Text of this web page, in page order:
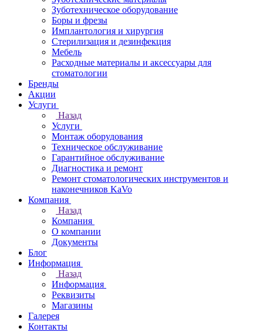
Зуботехническое оборудование
Боры и фрезы
Имплантология и хирургия
Стерилизация и дезинфекция
Мебель
Расходные материалы и аксессуары для
стоматологии
Бренды
Акции
Услуги
Назад
Услуги
Монтаж оборудования
Техническое обслуживание
Гарантийное обслуживание
Диагностика и ремонт
Ремонт стоматологических инструментов и
наконечников KaVo
Компания
Назад
Компания
О компании
Документы
Блог
Информация
Назад
Информация
Реквизиты
Магазины
Галерея
Контакты